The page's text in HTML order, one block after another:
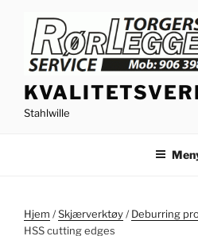
innhold
Stahlwille
Hjem /Skjærverktøy/Deburring
HSS cutting edges